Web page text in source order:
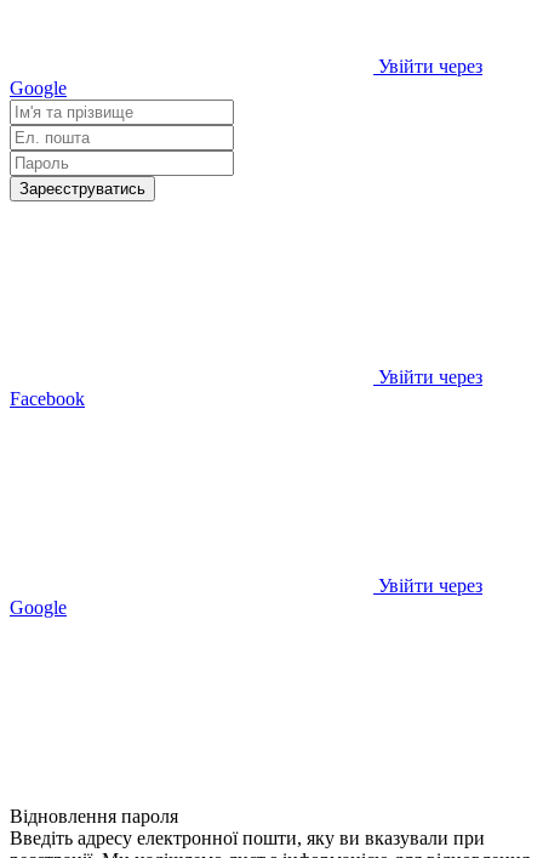
Увійти через
Google
Зареєструватись
Увійти через
Facebook
Увійти через
Google
Відновлення пароля
Введіть адресу електронної пошти, яку ви вказували при